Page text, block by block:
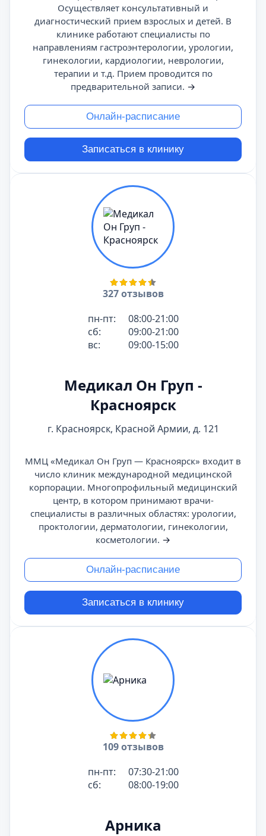
Осуществляет консультативный и
диагностический прием взрослых и детей. В
клинике работают специалисты по
направлениям гастроэнтерологии, урологии,
гинекологии, кардиологии, неврологии,
терапии и т.д. Прием проводится по
предварительной записи. →
Онлайн-расписание
Записаться в клинику
327 отзывов
пн-пт:
08:00-21:00
сб:
09:00-21:00
вс:
09:00-15:00
Медикал Он Груп -
Красноярск
г. Красноярск, Красной Армии, д. 121
ММЦ «Медикал Он Груп — Красноярск» входит в
число клиник международной медицинской
корпорации. Многопрофильный медицинский
центр, в котором принимают врачи-
специалисты в различных областях: урологии,
проктологии, дерматологии, гинекологии,
косметологии. →
Онлайн-расписание
Записаться в клинику
109 отзывов
пн-пт:
07:30-21:00
сб:
08:00-19:00
Арника